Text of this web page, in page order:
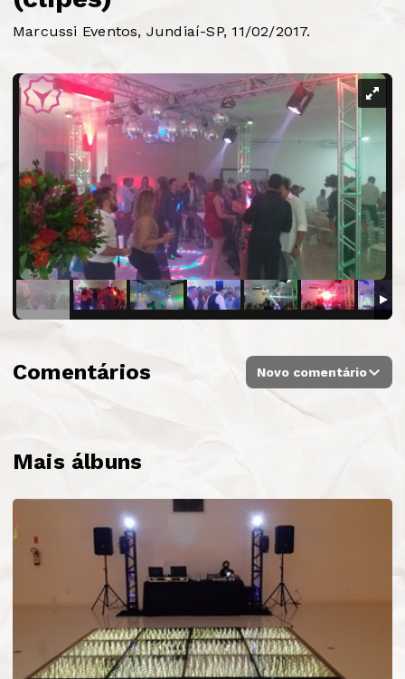
Marcussi Eventos, Jundiaí-SP, 11/02/2017.
Mais álbuns
Comentários Novo comentário